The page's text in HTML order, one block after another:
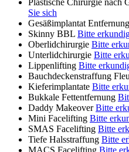
Sie sich
Gesäßimplantat Entfernung
Skinny BBL Bitte
Oberlidchirurgie Bitte
Unterlidchirurgie Bitte
Lippenlifting Bitte
Bauchdeckenstraffung
Kieferimplantate Bitte
Bukkale Fettentfernung
Daddy Makeover Bitte
Mini Facelifting Bitte
SMAS Facelifting Bitte
Tiefe Halsstraffung Bitte
MACS Facelifting Bitte